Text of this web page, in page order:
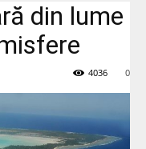
din lume
0
4036